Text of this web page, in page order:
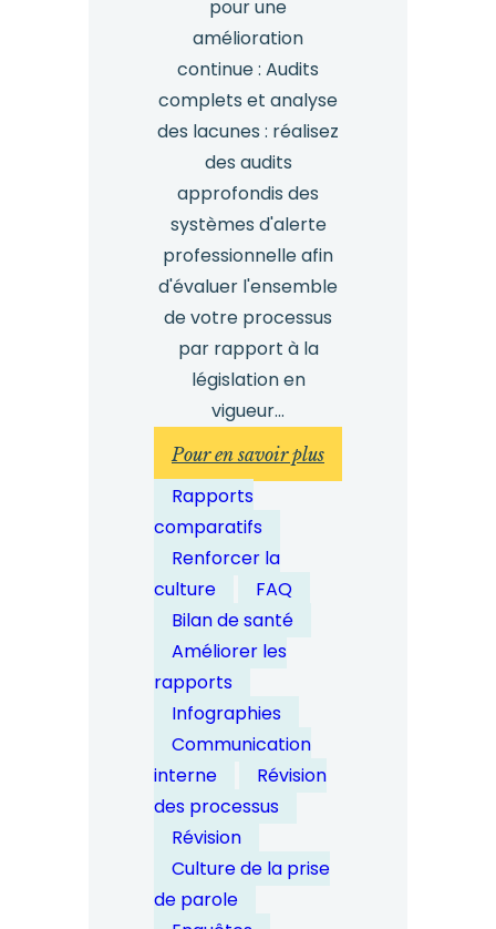
pour une
amélioration
continue : Audits
complets et analyse
des lacunes : réalisez
des audits
approfondis des
systèmes d'alerte
professionnelle afin
d'évaluer l'ensemble
de votre processus
par rapport à la
législation en
vigueur...
Pour en savoir plus:
Comment
Rapports
comparatifs
Renforcer la
culture
FAQ
Bilan de santé
Améliorer les
rapports
Infographies
Communication
interne
Révision
des processus
Révision
Culture de la prise
de parole